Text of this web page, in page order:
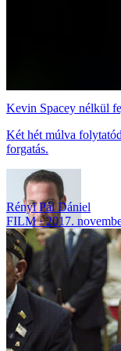
Kevin Spacey nélkül
Két hét múlva
forgatás.
Rényi Pál Dániel
FILM
2017.